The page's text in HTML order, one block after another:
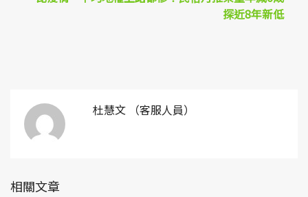
探近8年新低
杜慧文 （客服人員）
相關文章